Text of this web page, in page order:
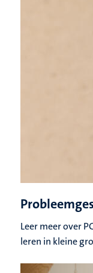
Leer meer over
leren in kleine